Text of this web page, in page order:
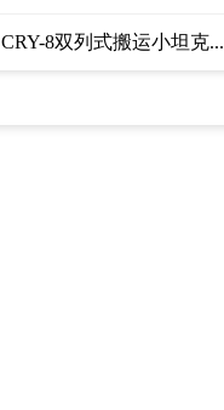
CRY-8双列式搬运小坦克...